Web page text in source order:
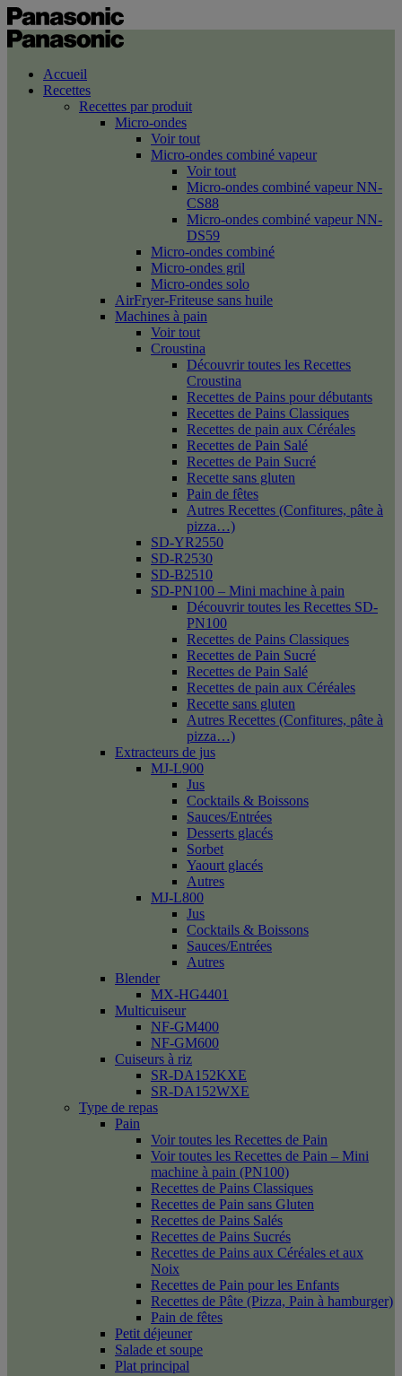
Accueil
Recettes
Recettes par produit
Micro-ondes
Voir tout
Micro-ondes combiné vapeur
Voir tout
Micro-ondes combiné vapeur NN-
CS88
Micro-ondes combiné vapeur NN-
DS59
Micro-ondes combiné
Micro-ondes gril
Micro-ondes solo
AirFryer-Friteuse sans huile
Machines à pain
Voir tout
Croustina
Découvrir toutes les Recettes
Croustina
Recettes de Pains pour débutants
Recettes de Pains Classiques
Recettes de pain aux Céréales
Recettes de Pain Salé
Recettes de Pain Sucré
Recette sans gluten
Pain de fêtes
Autres Recettes (Confitures, pâte à
pizza…)
SD-YR2550
SD-R2530
SD-B2510
SD-PN100 – Mini machine à pain
Découvrir toutes les Recettes SD-
PN100
Recettes de Pains Classiques
Recettes de Pain Sucré
Recettes de Pain Salé
Recettes de pain aux Céréales
Recette sans gluten
Autres Recettes (Confitures, pâte à
pizza…)
Extracteurs de jus
MJ-L900
Jus
Cocktails & Boissons
Sauces/Entrées
Desserts glacés
Sorbet
Yaourt glacés
Autres
MJ-L800
Jus
Cocktails & Boissons
Sauces/Entrées
Autres
Blender
MX-HG4401
Multicuiseur
NF-GM400
NF-GM600
Cuiseurs à riz
SR-DA152KXE
SR-DA152WXE
Type de repas
Pain
Voir toutes les Recettes de Pain
Voir toutes les Recettes de Pain – Mini
machine à pain (PN100)
Recettes de Pains Classiques
Recettes de Pain sans Gluten
Recettes de Pains Salés
Recettes de Pains Sucrés
Recettes de Pains aux Céréales et aux
Noix
Recettes de Pain pour les Enfants
Recettes de Pâte (Pizza, Pain à hamburger)
Pain de fêtes
Petit déjeuner
Salade et soupe
Plat principal